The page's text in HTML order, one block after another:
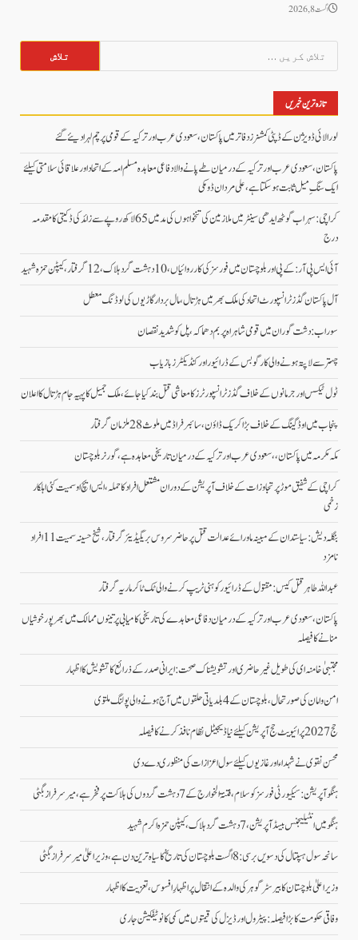
اگست 8, 2026
کریں
برائے:
تازہ ترین خبریں
لورالائی ڈویژن کے ڈپٹی کمشنرز دفاتر میں پاکستان، سعودی عرب اور ترکیہ کے قومی پرچم لہرا دیئے گئے
پاکستان، سعودی عرب اور ترکیہ کے درمیان طے پانے والا دفاعی معاہدہ مسلم امہ کے اتحاد اور علاقائی سلامتی کیلئے
ایک سنگِ میل ثابت ہو سکتا ہے، علی مردان ڈومکی
کراچی: سہراب گوٹھ ایدھی سینٹر میں ملازمین کی تنخواہوں کی مد میں 65 لاکھ روپے سے زائد کی ڈکیتی کا مقدمہ
درج
آئی ایس پی آر: کے پی اور بلوچستان میں فورسز کی کارروائیاں، 10 دہشت گرد ہلاک، 12 گرفتار، کیپٹن حمزہ شہید
آل پاکستان گڈز ٹرانسپورٹ اتحاد کی ملک بھر میں ہڑتال،مال بردار گاڑیوں کی لوڈنگ معطل
سوراب: دشت گوران میں قومی شاہراہ پر بم دھماکہ، پل کو شدید نقصان
چہتر سے لاپتہ ہونے والی کارگو بس کے ڈرائیور اور کنڈیکٹرز بازیاب
ٹول ٹیکس اور جرمانوں کے خلاف گڈز ٹرانسپورٹرز کا معاشی قتل بند کیا جائے، ملک جمیل کا پہیہ جام ہڑتال کا اعلان
پنجاب میں اوڈ گینگ کے خلاف بڑا کریک ڈاؤن، سائبر فراڈ میں ملوث 28 ملزمان گرفتار
مکہ مکرمہ میں پاکستان،، سعودی عرب اور ترکیہ کے درمیان تاریخی معاہدہ ہے، گورنر بلوچستان
کراچی کے شفیق موڑ پر تجاوزات کے خلاف آپریشن کے دوران مشتعل افراد کا حملہ، ایس ایچ او سمیت کئی اہلکار
زخمی
بنگلہ دیش: سیاستدان کے مبینہ ماورائے عدالت قتل پر حاضر سروس بریگیڈیئر گرفتار، شیخ حسینہ سمیت 11 افراد
نامزد
عبداللہ طاہر قتل کیس: مقتول کے ڈرائیور کو ہنی ٹریپ کرنے والی ٹک ٹاکر ماریہ گرفتار
پاکستان، سعودی عرب اور ترکیہ کے درمیان دفاعی معاہدے کی تاریخی کامیابی پرتینوں ممالک میں بھرپورخوشیاں
منانے کا فیصلہ
مجتبیٰ خامنہ ای کی طویل غیرحاضری اور تشویشناک صحت: ایرانی صدر کے ذرائع کا تشویش کا اظہار
امن وامان کی صورتحال،بلوچستان کے 4 بلدیاتی حلقوں میں آج ہونے والی پولنگ ملتوی
حج 2027 پرائیویٹ حج آپریشن کیلئے نیا ڈیجیٹل نظام نافذ کرنے کا فیصلہ
محسن نقوی نے شہداء اور غازیوں کیلئے سول اعزازات کی منظوری دے دی
ہنگو آپریشن: سیکیورٹی فورسز کو سلام، فتنۃ الخوارج کے 7 دہشت گردوں کی ہلاکت پر فخر ہے، میر سرفراز بگٹی
ہنگو میں انٹیلیجنس بیسڈ آپریشن، 7 دہشت گرد ہلاک، کیپٹن حمزہ اکرم شہید
سانحہ سول ہسپتال کی دسویں برسی: 8 اگست بلوچستان کی تاریخ کا سیاہ ترین دن ہے، وزیر اعلیٰ میر سرفراز بگٹی
وزیر اعلیٰ بلوچستان کا بیرسٹر گوہر کی والدہ کے انتقال پر اظہارِ افسوس، تعزیت کا اظہار
وفاقی حکومت کا بڑا فیصلہ: پیٹرول اور ڈیزل کی قیمتوں میں کمی کا نوٹیفکیشن جاری